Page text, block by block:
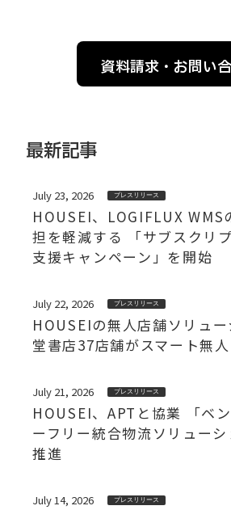
資料請求・お問い
最新記事
July 23, 2026 プレスリリース
HOUSEI、LOGIFLUX WMS
担を軽減する 「サブスクリ
支援キャンペーン」を開始
July 22, 2026 プレスリリース
HOUSEIの無人店舗ソリュ
堂書店37店舗がスマート無
July 21, 2026 プレスリリース
HOUSEI、APTと協業 「ベ
ーフリー統合物流ソリュー
推進
July 14, 2026 プレスリリース